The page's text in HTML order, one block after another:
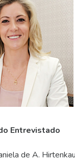
Entrevistado
de A.